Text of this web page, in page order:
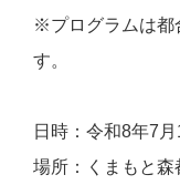
※プログラムは都
す。
日時：令和8年7
場所：くまもと